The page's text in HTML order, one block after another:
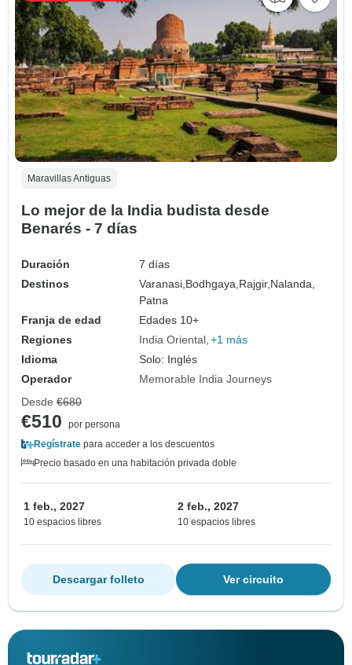
Maravillas Antiguas
Lo mejor de la India budista desde
Benarés - 7 días
Duración
7 días
Destinos
Varanasi, Bodhgaya, Rajgir, Nalanda,
Patna
Franja de edad
Edades 10+
Regiones
India Oriental +1 más
Idioma
Solo: Inglés
Operador
Memorable India Journeys
Desde €680
€510
por persona
Regístrate para acceder a los descuentos
Precio basado en una habitación privada doble
1 feb., 2027
10 espacios libres
2 feb., 2027
10 espacios libres
Ver circuito
Descargar folleto